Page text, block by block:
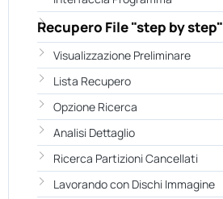
Recupero File "step by step"
Visualizzazione Preliminare
Lista Recupero
Opzione Ricerca
Analisi Dettaglio
Ricerca Partizioni Cancellati
Lavorando con Dischi Immagine